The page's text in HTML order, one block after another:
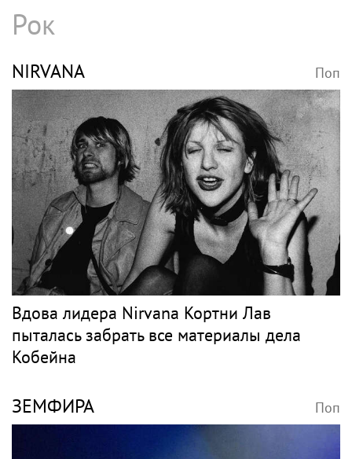
Рок
NIRVANA Поп
Вдова лидера Nirvana Кортни Лав
пыталась забрать все материалы дела
Кобейна
ЗЕМФИРА Поп